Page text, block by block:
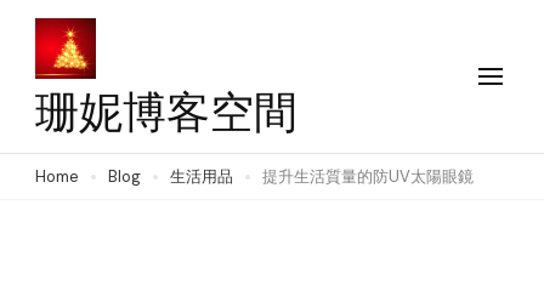
Skip
content
(Press
Enter)
珊妮博客空間
Home Blog 生活用品 提升生活質量的防UV太陽眼鏡